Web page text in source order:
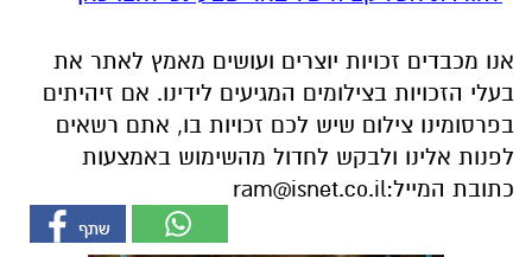
אנו מכבדים זכויות יוצרים ועושים מאמץ לאתר את
בעלי הזכויות בצילומים המגיעים לידינו. אם זיהיתים
בפרסומינו צילום שיש לכם זכויות בו, אתם רשאים
לפנות אלינו ולבקש לחדול מהשימוש באמצעות
כתובת המייל:ram@isnet.co.il